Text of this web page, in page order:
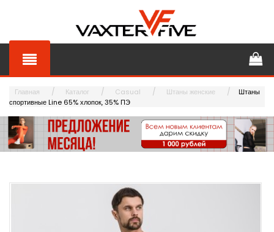
Главная Каталог Casual Штаны женские
Штаны
спортивные Line 65% хлопок, 35% ПЭ